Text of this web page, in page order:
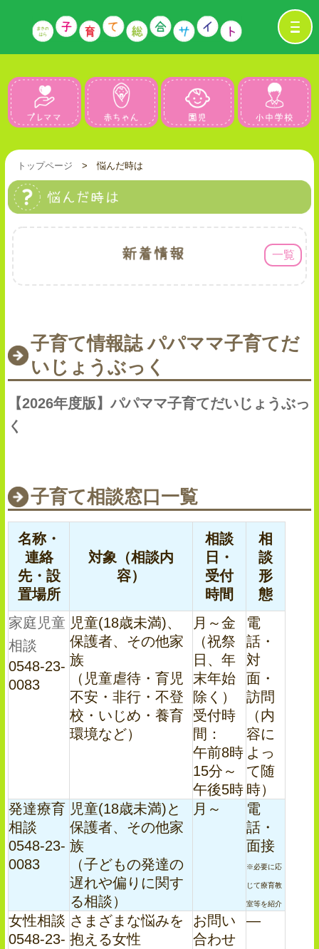
プレママ 赤ちゃん 園児
トップページ > 悩んだ時は
一覧
子育て情報誌 パパママ子育てだ
いじょうぶっく
【2026年度版】パパママ子育てだいじょうぶっ
く
子育て相談窓口一覧
名称・
連絡
先・設
置場所
対象（相談内
容）
相談
日・
受付
時間
相
談
形
態
家庭児童
相談
0548-23-
0083
児童(18歳未満)、
保護者、その他家
族
（児童虐待・育児
不安・非行・不登
校・いじめ・養育
環境など）
月～金
（祝祭
日、年
末年始
除く）
受付時
間：
午前8時
15分～
午後5時
電
話・
対
面・
訪問
（内
容に
よっ
て随
時）
発達療育
相談
0548-23-
0083
児童(18歳未満)と
保護者、その他家
族
（子どもの発達の
遅れや偏りに関す
る相談）
月～
電
話・
面接
※必要に応
じて療育教
室等を紹介
女性相談
0548-23-
さまざまな悩みを
抱える女性
お問い
合わせ
―